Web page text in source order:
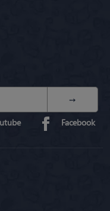
Facebook